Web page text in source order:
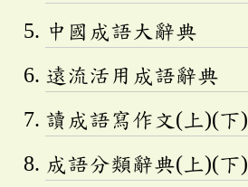
中國成語大辭典
遠流活用成語辭典
讀成語寫作文(上)(下)
成語分類辭典(上)(下)